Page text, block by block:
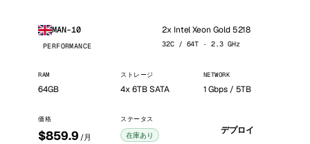
MAN-10
PERFORMANCE
2x Intel Xeon Gold 5218
32C / 64T · 2.3 GHz
RAM
64GB
ストレージ
4x 6TB SATA
NETWORK
1 Gbps / 5TB
価格
$859.9 /月
ステータス
在庫あり デプロイ